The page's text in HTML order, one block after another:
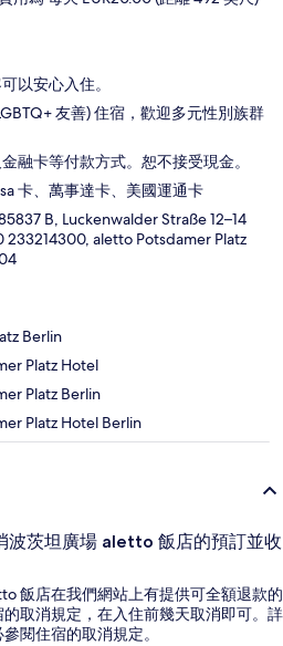
以安心入住。
友善) 住宿，歡迎多元性別族群
融卡等付款方式。恕不接受現金。
卡、萬事達卡、美國運通卡
B, Luckenwalder Straße 12–14
233214300, aletto Potsdamer Platz
Berlin
Platz Hotel
Platz Berlin
Platz Hotel Berlin
波茨坦廣場 aletto 飯店的預訂並收
飯店在我們網站上有提供可全額退款的
取消規定，在入住前幾天取消即可。詳
閱住宿的取消規定。